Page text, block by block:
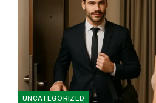
UNCATEGORIZED